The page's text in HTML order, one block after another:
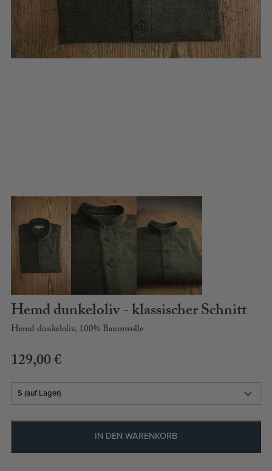
BLUSENKLEIDER
DIRNDLBLUSEN
DIRNDLSCHÜRZEN
DIRNDL
STRICKJANKER
PULLOVER
HOSEN
FRAUEN
PARKA
PULLOVER
ACCESSOIRES
MÜTZEN
GUTSCHEIN
STAMMHAUS
KOOPERATIONEN
HÄNDLER
Hemd dunkeloliv - klassischer Schnitt
129,00€
Hemd dunkeloliv, 100% Baumwolle
IN DEN WARENKORB